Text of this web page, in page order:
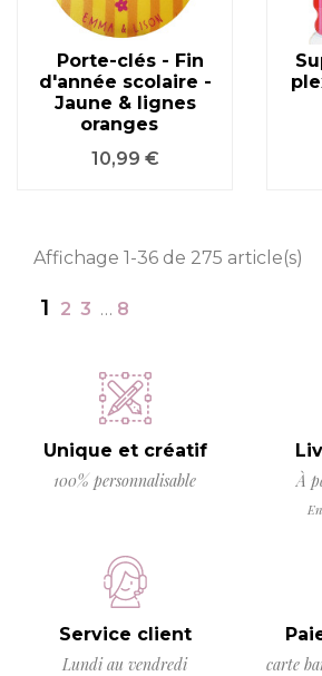
Porte-clés - Fin
d'année scolaire -
Jaune & lignes
oranges
Prix
10,99 €
Affichage 1-36 de 275 article(s)
1 2 3 … 8
Unique et créatif
100% personnalisable
À
Service client
Lundi au vendredi
carte